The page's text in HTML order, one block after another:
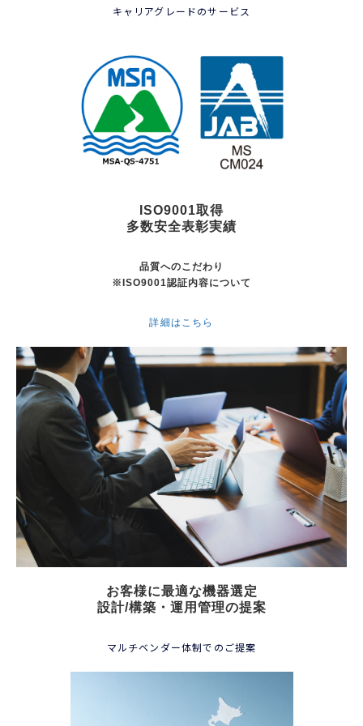
キャリアグレードのサービス
ISO9001取得
多数安全表彰実績
品質へのこだわり
※ISO9001認証内容について
詳細はこちら
お客様に最適な機器選定
設計/構築・運用管理の提案
マルチベンダー体制でのご提案